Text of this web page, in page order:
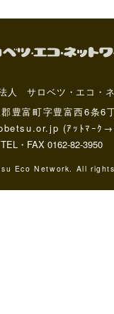
人 サロベツ・エコ・
豊富町字豊富西6条
(ｱｯﾄﾏｰｸ
TEL・FAX 0162-82-3950
Eco Network. All rights